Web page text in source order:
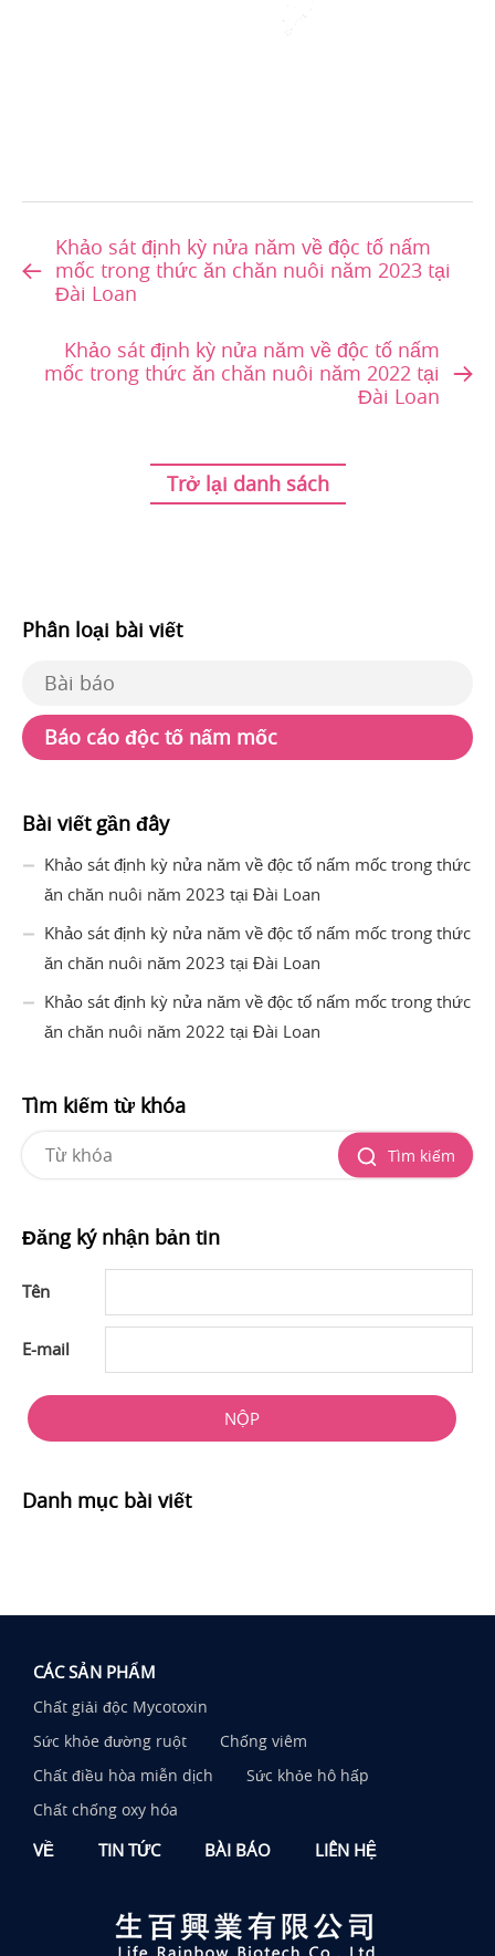
Khảo sát định kỳ nửa năm về độc tố nấm
mốc trong thức ăn chăn nuôi năm 2023 tại
Đài Loan
Khảo sát định kỳ nửa năm về độc tố nấm
mốc trong thức ăn chăn nuôi năm 2022 tại
Đài Loan
Trở lại danh sách
Phân loại bài viết
Bài báo
Báo cáo độc tố nấm mốc
Bài viết gần đây
Khảo sát định kỳ nửa năm về độc tố nấm mốc trong thức
ăn chăn nuôi năm 2023 tại Đài Loan
Khảo sát định kỳ nửa năm về độc tố nấm mốc trong thức
ăn chăn nuôi năm 2023 tại Đài Loan
Khảo sát định kỳ nửa năm về độc tố nấm mốc trong thức
ăn chăn nuôi năm 2022 tại Đài Loan
Tìm kiếm từ khóa
Tìm kiếm
Đăng ký nhận bản tin
Tên
E-mail
NỘP
Danh mục bài viết
CÁC SẢN PHẨM
Chất giải độc Mycotoxin
Sức khỏe đường ruột
Chống viêm
Chất điều hòa miễn dịch
Sức khỏe hô hấp
Chất chống oxy hóa
VỀ TIN TỨC BÀI BÁO LIÊN HỆ